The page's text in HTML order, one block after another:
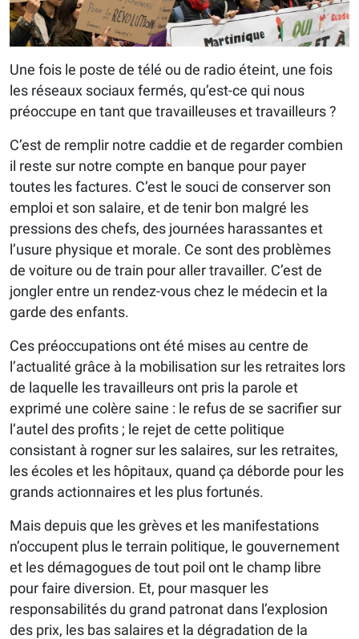
Une fois le poste de télé ou de radio éteint, une fois
les réseaux sociaux fermés, qu’est-ce qui nous
préoccupe en tant que travailleuses et travailleurs ?
C’est de remplir notre caddie et de regarder combien
il reste sur notre compte en banque pour payer
toutes les factures. C’est le souci de conserver son
emploi et son salaire, et de tenir bon malgré les
pressions des chefs, des journées harassantes et
l’usure physique et morale. Ce sont des problèmes
de voiture ou de train pour aller travailler. C’est de
jongler entre un rendez-vous chez le médecin et la
garde des enfants.
Ces préoccupations ont été mises au centre de
l’actualité grâce à la mobilisation sur les retraites lors
de laquelle les travailleurs ont pris la parole et
exprimé une colère saine : le refus de se sacrifier sur
l’autel des profits ; le rejet de cette politique
consistant à rogner sur les salaires, sur les retraites,
les écoles et les hôpitaux, quand ça déborde pour les
grands actionnaires et les plus fortunés.
Mais depuis que les grèves et les manifestations
n’occupent plus le terrain politique, le gouvernement
et les démagogues de tout poil ont le champ libre
pour faire diversion. Et, pour masquer les
responsabilités du grand patronat dans l’explosion
des prix, les bas salaires et la dégradation de la